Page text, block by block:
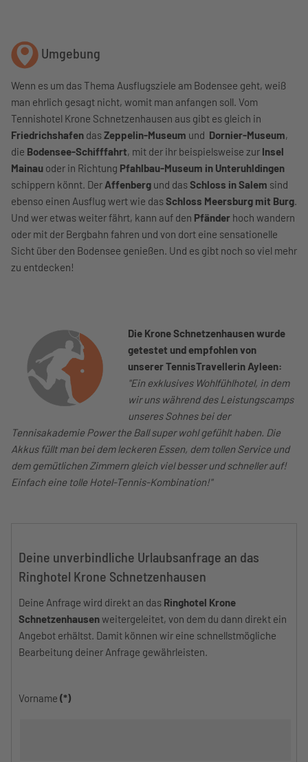
Umgebung
Wenn es um das Thema Ausflugsziele am Bodensee geht, weiß
man ehrlich gesagt nicht, womit man anfangen soll. Vom
Tennishotel Krone Schnetzenhausen aus gibt es gleich in
Friedrichshafen dasZeppelin-Museum und Dornier-Museum,
die Bodensee-Schifffahrt, mit der ihr beispielsweise zur Insel
Mainau oder in Richtung Pfahlbau-Museum in Unteruhldingen
schippern könnt. Der Affenberg und dasSchloss in Salem sind
ebenso einen Ausflug wert wie dasSchloss Meersburg mit Burg.
Und wer etwas weiter fährt, kann auf den Pfänder hoch wandern
oder mit der Bergbahn fahren und von dort eine sensationelle
Sicht über den Bodensee genießen. Und es gibt noch so viel mehr
zu entdecken!
Die Krone Schnetzenhausen wurde
getestet und empfohlen von
unsererTennisTravellerin Ayleen:
"Ein exklusives Wohlfühlhotel, in dem
wir uns während des Leistungscamps
unseres Sohnes bei der
Tennisakademie Power the Ball super wohl gefühlt haben. Die
Akkus füllt man bei dem leckeren Essen, dem tollen Service und
dem gemütlichen Zimmern gleich viel besser und schneller auf!
Einfach eine tolle Hotel-Tennis-Kombination!"
Deine unverbindliche Urlaubsanfrage an das
Ringhotel Krone Schnetzenhausen
Deine Anfrage wird direkt an das Ringhotel Krone
Schnetzenhausenweitergeleitet, von dem du dann direkt ein
Angebot erhältst. Damit können wir eine schnellstmögliche
Bearbeitung deiner Anfrage gewährleisten.
Vorname (*)